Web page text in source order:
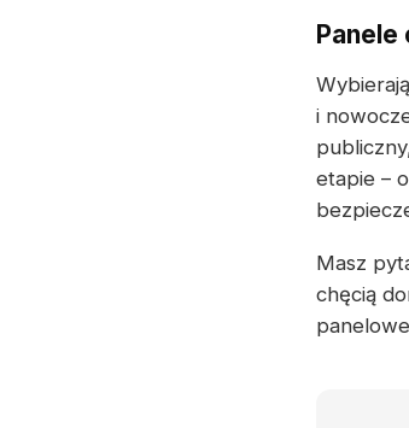
Panele
i
etapie –
Masz
chęcią